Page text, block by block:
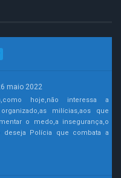
maio 2022
hoje,não interessa a
milícias,aos que
o medo,a insegurança,o
deseja Polícia que combata a